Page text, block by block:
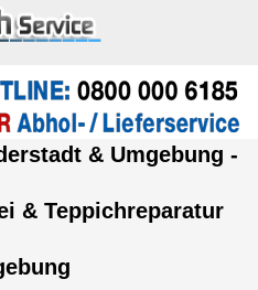
& Umgebung -
& Teppichreparatur